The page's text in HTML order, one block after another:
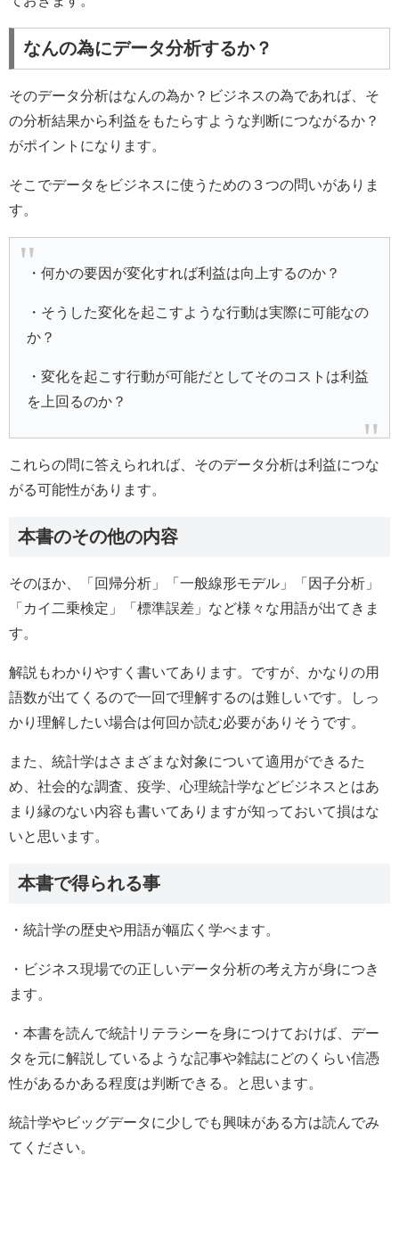
なんの為にデータ分析するか？
そのデータ分析はなんの為か？ビジネスの為であれば、そ
の分析結果から利益をもたらすような判断につながるか？
がポイントになります。
そこでデータをビジネスに使うための３つの問いがありま
す。
・何かの要因が変化すれば利益は向上するのか？
・そうした変化を起こすような行動は実際に可能なの
か？
・変化を起こす行動が可能だとしてそのコストは利益
を上回るのか？
これらの問に答えられれば、そのデータ分析は利益につな
がる可能性があります。
本書のその他の内容
そのほか、「回帰分析」「一般線形モデル」「因子分析」
「カイ二乗検定」「標準誤差」など様々な用語が出てきま
す。
解説もわかりやすく書いてあります。ですが、かなりの用
語数が出てくるので一回で理解するのは難しいです。しっ
かり理解したい場合は何回か読む必要がありそうです。
また、統計学はさまざまな対象について適用ができるた
め、社会的な調査、疫学、心理統計学などビジネスとはあ
まり縁のない内容も書いてありますが知っておいて損はな
いと思います。
本書で得られる事
・統計学の歴史や用語が幅広く学べます。
・ビジネス現場での正しいデータ分析の考え方が身につき
ます。
・本書を読んで統計リテラシーを身につけておけば、デー
タを元に解説しているような記事や雑誌にどのくらい信憑
性があるかある程度は判断できる。と思います。
統計学やビッグデータに少しでも興味がある方は読んでみ
てください。